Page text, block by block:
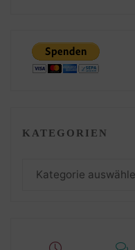
KATEGORIEN